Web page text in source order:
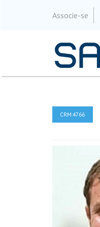
Associe-se
CRM:4766